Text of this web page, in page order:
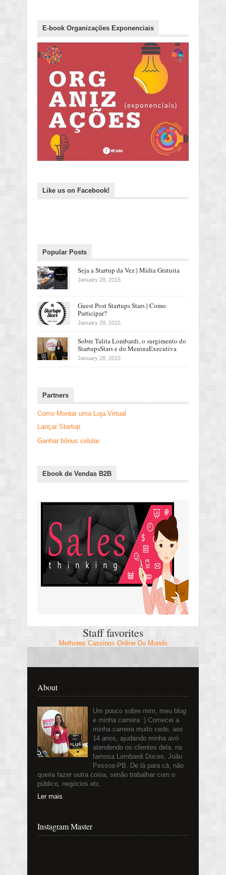
E-book Organizações Exponenciais
Like us on Facebook!
Popular Posts
Seja a Startup da Vez | Mídia Gratuita
January 28, 2015
Guest Post Startups Stars | Como
Participar?
January 28, 2015
Sobre Talita Lombardi, o surgimento do
StartupsStars e do MeninaExecutiva
January 28, 2015
Partners
Como Montar uma Loja Virtual
Lançar Startup
Ganhar bônus celular
Ebook de Vendas B2B
Staff favorites
Melhores Cassinos Online Do Mundo
About
Um pouco sobre mim, meu blog
e minha carreira :) Comecei a
minha carreira muito cedo, aos
14 anos, ajudando minha avó
atendendo os clientes dela, na
famosa Lombardi Doces, João
Pessoa-PB. De lá para cá, não
queria fazer outra coisa, senão trabalhar com o
público, negócios etc.
Ler mais
Instagram Master